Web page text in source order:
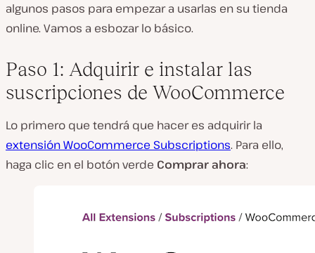
algunos pasos para empezar a usarlas en su tienda
online. Vamos a esbozar lo básico.
Paso 1: Adquirir e instalar las
suscripciones de WooCommerce
Lo primero que tendrá que hacer es adquirir la
extensión WooCommerce Subscriptions. Para ello,
haga clic en el botón verde Comprar ahora: